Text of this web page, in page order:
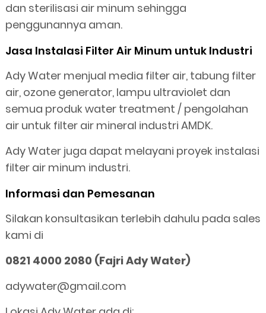
dan sterilisasi air minum sehingga
penggunannya aman.
Jasa Instalasi Filter Air Minum untuk Industri
Ady Water menjual media filter air, tabung filter
air, ozone generator, lampu ultraviolet dan
semua produk water treatment / pengolahan
air untuk filter air mineral industri AMDK.
Ady Water juga dapat melayani proyek instalasi
filter air minum industri.
Informasi dan Pemesanan
Silakan konsultasikan terlebih dahulu pada sales
kami di
0821 4000 2080 (Fajri Ady Water)
adywater@gmail.com